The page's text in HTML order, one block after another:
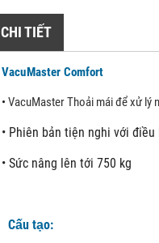
CHI TIẾT
VacuMaster Comfort
• VacuMaster Thoải mái để xử lý
• Phiên bản tiện nghi với
• Sức nâng lên tới 750 kg
Cấu tạo: